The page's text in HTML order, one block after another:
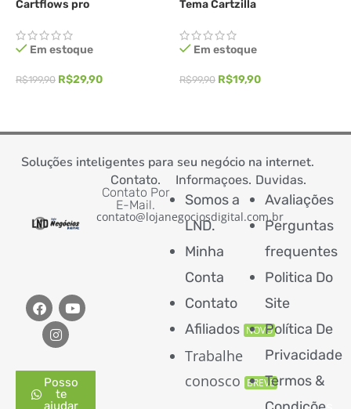
Cartflows pro
Em estoque
R$199,90 R$29,90
Tema Cartzilla
Em estoque
R$99,90 R$19,90
Soluções inteligentes para seu negócio na internet.
Posso
te
ajudar
Contato.
Contato Por
E-Mail.
contato@lojanegociosdigital.com.br
Informaçoes.
Somos a
LND.
Minha
Conta
Contato
Afiliados NOVO
Trabalhe
conosco BREVE
Duvidas.
Avaliações
Perguntas
frequentes
Politica Do
Site
Política De
Privacidade
Termos &